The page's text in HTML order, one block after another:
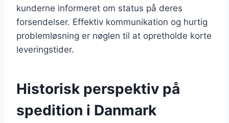
kunderne informeret om status på deres
forsendelser. Effektiv kommunikation og hurtig
problemløsning er nøglen til at opretholde korte
leveringstider.
Historisk perspektiv på
spedition i Danmark